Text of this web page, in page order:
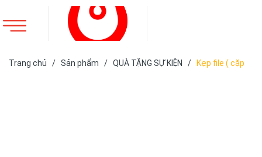
Trang chủ / Sản phẩm / QUÀ TẶNG SỰ KIỆN /
Kẹp file ( cặp